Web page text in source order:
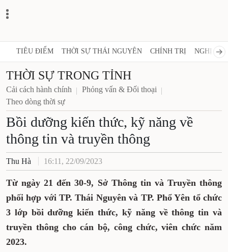
TIÊU ĐIỂM THỜI SỰ THÁI NGUYÊN CHÍNH TRỊ NGHỊ
THỜI SỰ TRONG TỈNH
Cải cách hành chính
Phỏng vấn & Đối thoại
Theo dòng thời sự
Bồi dưỡng kiến thức, kỹ năng về
thông tin và truyền thông
Thu Hà 16:11, 22/09/2023
Từ ngày 21 đến 30-9, Sở Thông tin và Truyền thông
phối hợp với TP. Thái Nguyên và TP. Phổ Yên tổ chức
3 lớp bồi dưỡng kiến thức, kỹ năng về thông tin và
truyền thông cho cán bộ, công chức, viên chức năm
2023.